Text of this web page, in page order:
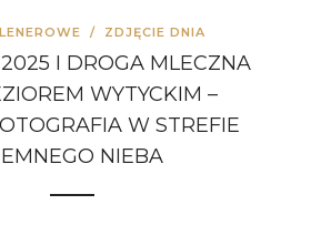
/ ZDJĘCIE DNIA
I DROGA MLECZNA
WYTYCKIM –
W STREFIE
NIEBA